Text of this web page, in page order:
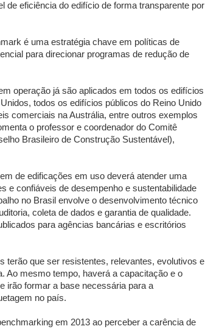
de eficiência do edifício de forma transparente por
é uma estratégia chave em políticas de
para direcionar programas de redução de
operação já são aplicados em todos os edifícios
todos os edifícios públicos do Reino Unido
comerciais na Austrália, entre outros exemplos
o professor e coordenador do Comitê
Brasileiro de Construção Sustentável),
de edificações em uso deverá atender uma
e confiáveis de desempenho e sustentabilidade
no Brasil envolve o desenvolvimento técnico
coleta de dados e garantia de qualidade.
para agências bancárias e escritórios
terão que ser resistentes, relevantes, evolutivos e
Ao mesmo tempo, haverá a capacitação e o
irão formar a base necessária para a
no país.
em 2013 ao perceber a carência de